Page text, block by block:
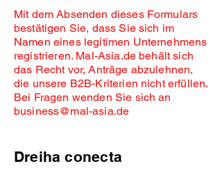
Mit dem Absenden dieses Formulars
bestätigen Sie, dass Sie sich im
Namen eines legitimen Unternehmens
registrieren. Mal-Asia.de behält sich
das Recht vor, Anträge abzulehnen,
die unsere B2B-Kriterien nicht erfüllen.
Bei Fragen wenden Sie sich an
business@mal-asia.de
Dreiha conecta